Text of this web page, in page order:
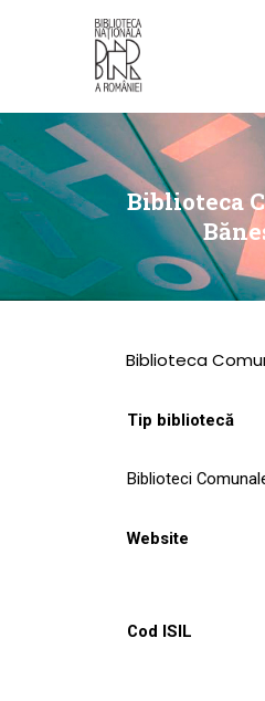
Biblioteca
DESPRE NOI
PERMISUL
BIBLIOTECĂ
CATALOAGE ȘI
COLECȚII
CULTURALE
NOUTĂȚI
Biblioteca
Tip bibliotecă
Biblioteci
Website
Cod ISIL